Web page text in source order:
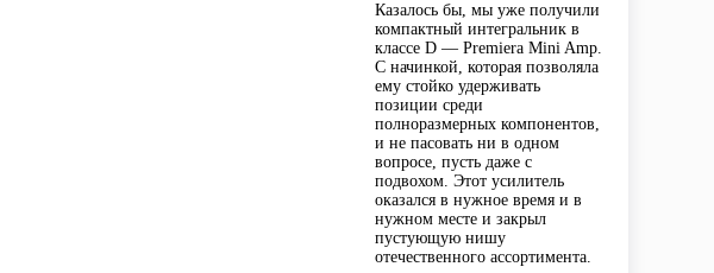
Казалось бы, мы уже получили
компактный интегральник в
классе D — Premiera Mini Amp.
С начинкой, которая позволяла
ему стойко удерживать
позиции среди
полноразмерных компонентов,
и не пасовать ни в одном
вопросе, пусть даже с
подвохом. Этот усилитель
оказался в нужное время и в
нужном месте и закрыл
пустующую нишу
отечественного ассортимента.